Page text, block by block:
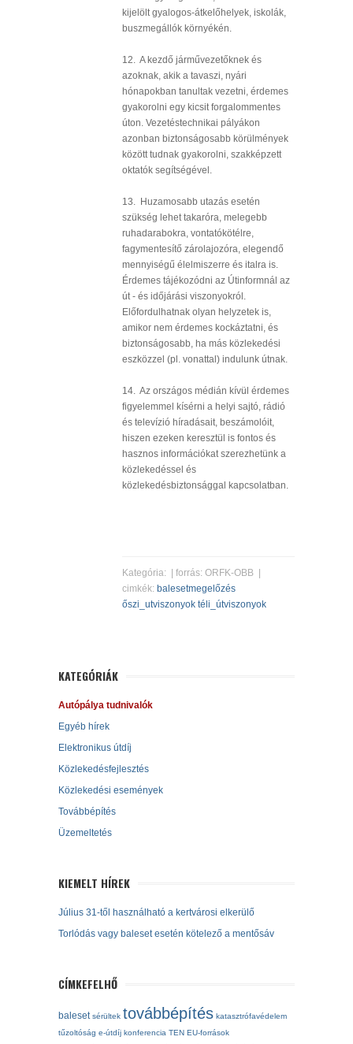
kijelölt gyalogos-átkelőhelyek, iskolák,
buszmegállók környékén.
12. A kezdő járművezetőknek és
azoknak, akik a tavaszi, nyári
hónapokban tanultak vezetni, érdemes
gyakorolni egy kicsit forgalommentes
úton. Vezetéstechnikai pályákon
azonban biztonságosabb körülmények
között tudnak gyakorolni, szakképzett
oktatók segítségével.
13. Huzamosabb utazás esetén
szükség lehet takaróra, melegebb
ruhadarabokra, vontatókötélre,
fagymentesítő zárolajozóra, elegendő
mennyiségű élelmiszerre és italra is.
Érdemes tájékozódni az Útinformnál az
út - és időjárási viszonyokról.
Előfordulhatnak olyan helyzetek is,
amikor nem érdemes kockáztatni, és
biztonságosabb, ha más közlekedési
eszközzel (pl. vonattal) indulunk útnak.
14. Az országos médián kívül érdemes
figyelemmel kísérni a helyi sajtó, rádió
és televízió híradásait, beszámolóit,
hiszen ezeken keresztül is fontos és
hasznos információkat szerezhetünk a
közlekedéssel és
közlekedésbiztonsággal kapcsolatban.
Kategória:
| forrás: ORFK-OBB |
cimkék: balesetmegelőzés
őszi_utviszonyok téli_útviszonyok
KATEGÓRIÁK
Autópálya tudnivalók
Egyéb hírek
Elektronikus útdíj
Közlekedésfejlesztés
Közlekedési események
Továbbépítés
Üzemeltetés
KIEMELT HÍREK
Július 31-től használható a kertvárosi elkerülő
Torlódás vagy baleset esetén kötelező a mentősáv
CÍMKEFELHŐ
baleset sérültek továbbépítés katasztrófavédelem
tűzoltóság e-útdíj konferencia TEN EU-források